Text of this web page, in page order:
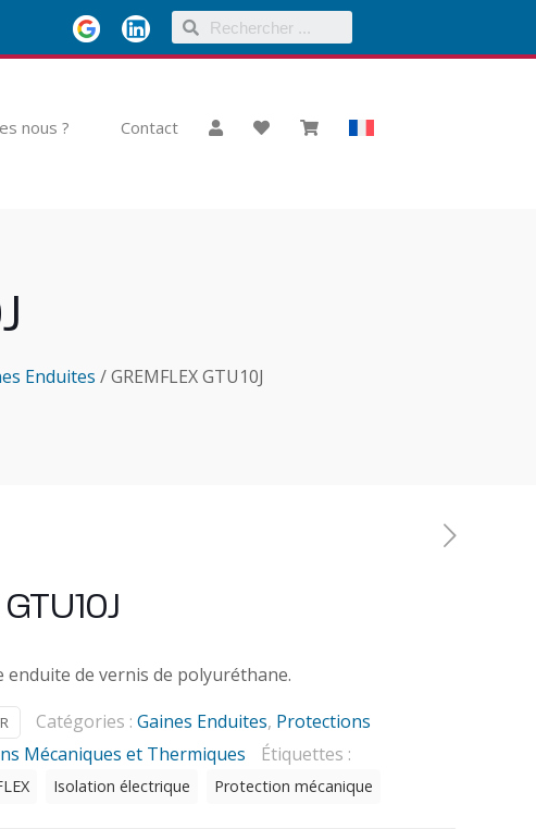
nous ? Contact
Enduites / GREMFLEX GTU10J
enduite de vernis de polyuréthane.
Catégories : Gaines Enduites, Protections
Mécaniques et Thermiques Étiquettes :
Isolation électrique Protection mécanique